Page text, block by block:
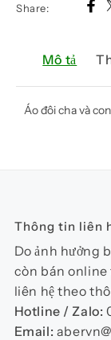
Share:
Mô tả
Áo đôi cha và
Thông tin liên
Do ảnh hưởng
còn bán
liên hệ theo
Hotline / Zalo:
Email: